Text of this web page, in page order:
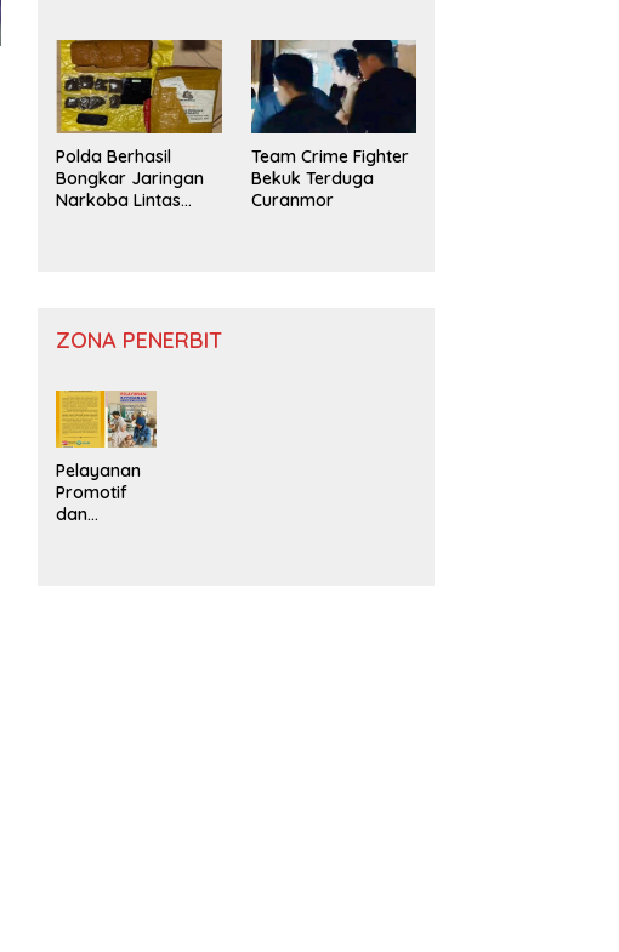
Polda Berhasil
Bongkar Jaringan
Narkoba Lintas
Team Crime Fighter
Bekuk Terduga
Curanmor
ZONA PENERBIT
Pelayanan
Promotif
dan